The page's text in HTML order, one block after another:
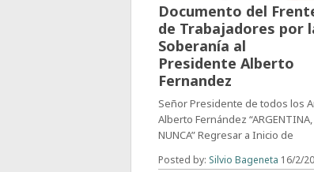
Documento del
de Trabajadores por
Soberanía al
Presidente Alberto
Fernandez
Señor Presidente de todos los
Alberto Fernández “ARGENTINA,
NUNCA” Regresar a Inicio de
Posted by: Silvio Bageneta 16/2/